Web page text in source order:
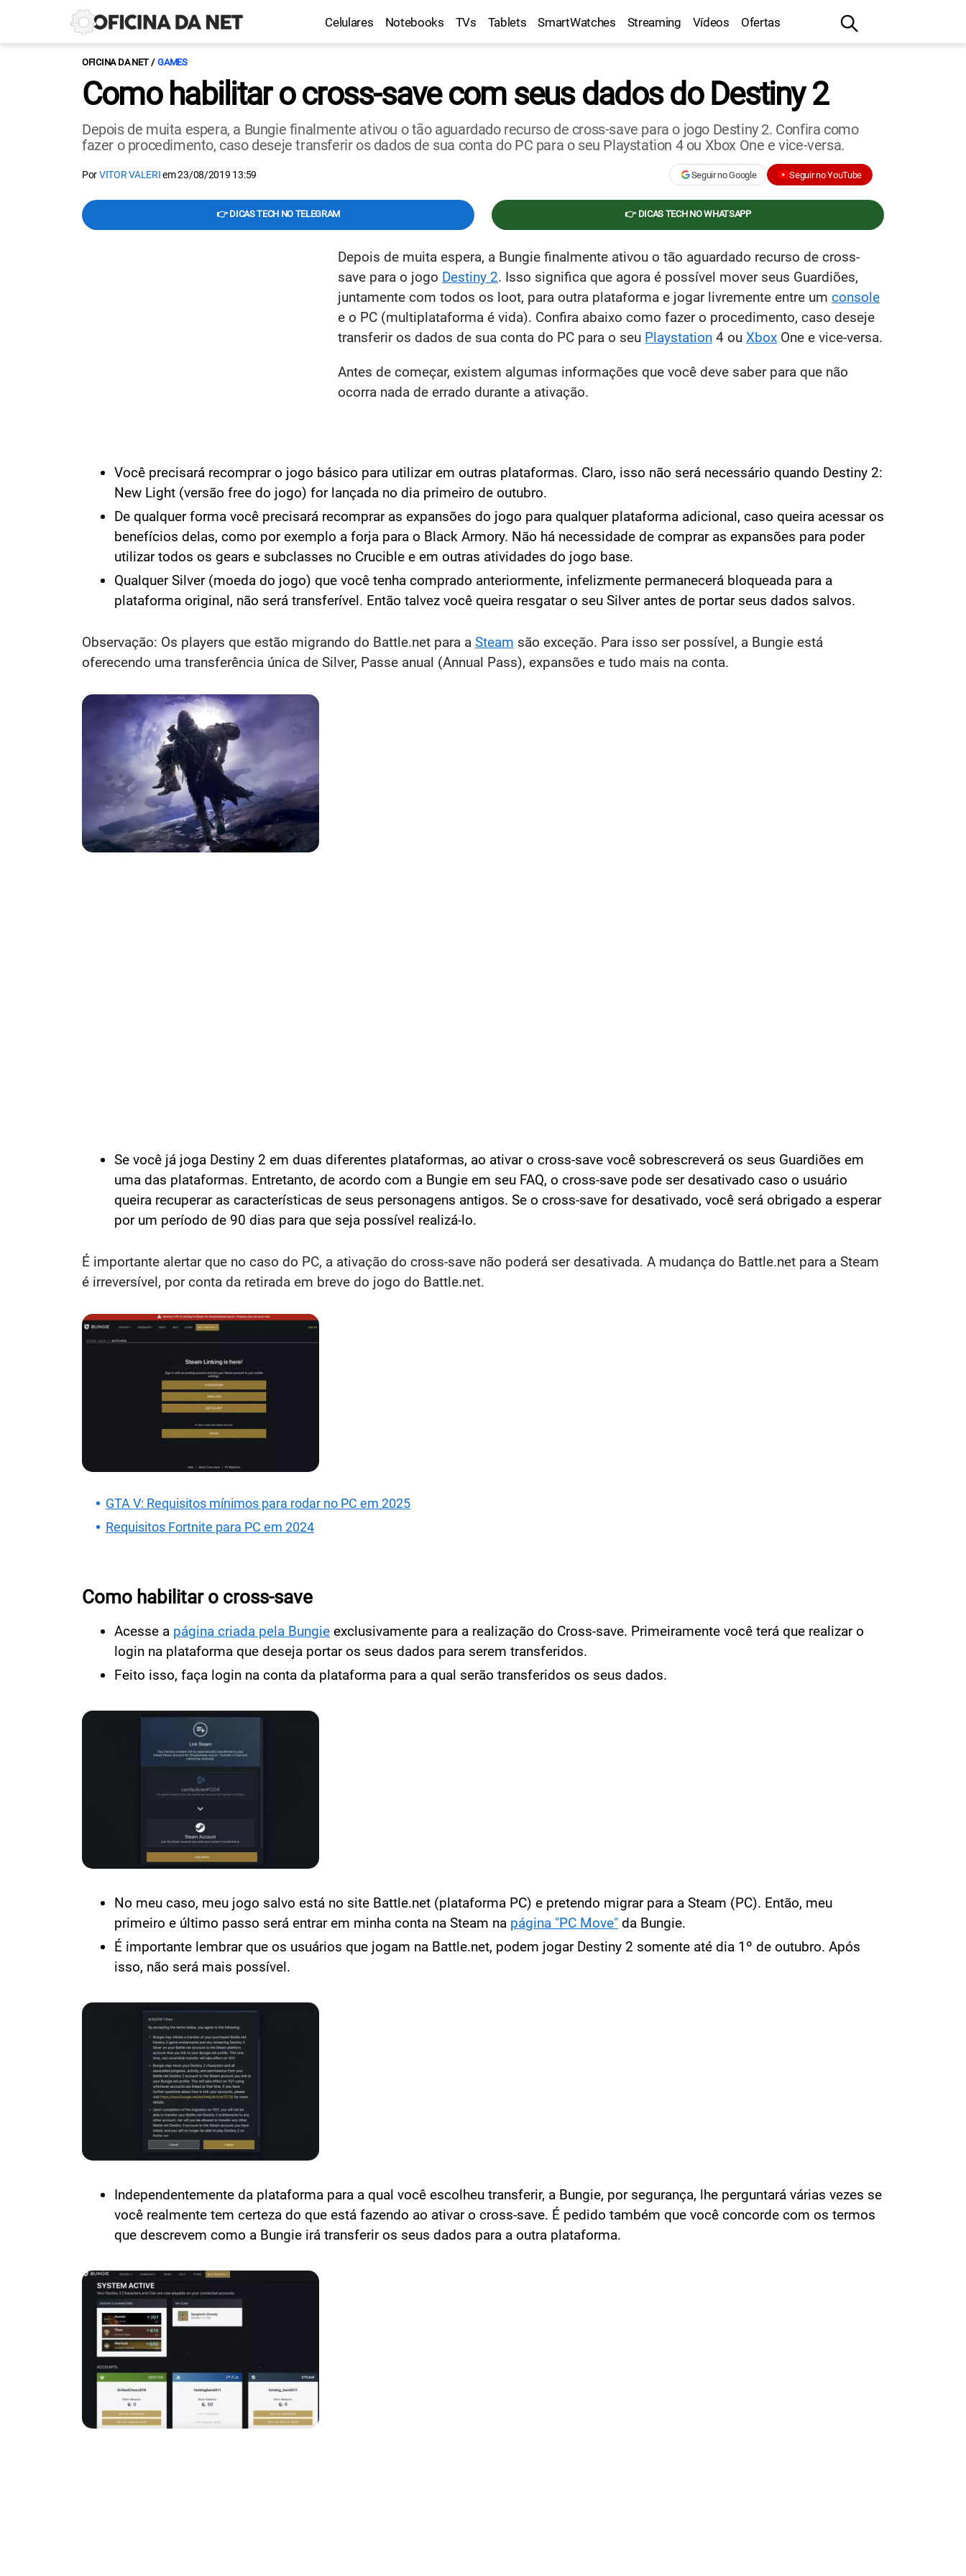
Celulares Notebooks TVs Tablets SmartWatches Streaming Vídeos Ofertas
OFICINA DA NET GAMES
Como habilitar o cross-save com seus dados do Destiny 2
Depois de muita espera, a Bungie finalmente ativou o tão aguardado recurso de cross-save para o jogo Destiny 2. Confira como
fazer o procedimento, caso deseje transferir os dados de sua conta do PC para o seu Playstation 4 ou Xbox One e vice-versa.
PorVITOR VALERIem23/08/2019 13:59 Seguir no Google Seguir no YouTube
👉 DICAS TECH NO TELEGRAM 👉 DICAS TECH NO WHATSAPP
Depois de muita espera, a Bungie finalmente ativou o tão aguardado recurso de cross-
save para o jogo Destiny 2. Isso significa que agora é possível mover seus Guardiões,
juntamente com todos os loot, para outra plataforma e jogar livremente entre um console
e o PC (multiplataforma é vida). Confira abaixo como fazer o procedimento, caso deseje
transferir os dados de sua conta do PC para o seu Playstation 4 ou Xbox One e vice-versa.
Antes de começar, existem algumas informações que você deve saber para que não
ocorra nada de errado durante a ativação.
Você precisará recomprar o jogo básico para utilizar em outras plataformas. Claro, isso não será necessário quando Destiny 2:
New Light (versão free do jogo) for lançada no dia primeiro de outubro.
De qualquer forma você precisará recomprar as expansões do jogo para qualquer plataforma adicional, caso queira acessar os
benefícios delas, como por exemplo a forja para o Black Armory. Não há necessidade de comprar as expansões para poder
utilizar todos os gears e subclasses no Crucible e em outras atividades do jogo base.
Qualquer Silver (moeda do jogo) que você tenha comprado anteriormente, infelizmente permanecerá bloqueada para a
plataforma original, não será transferível. Então talvez você queira resgatar o seu Silver antes de portar seus dados salvos.
Observação: Os players que estão migrando do Battle.net para a Steam são exceção. Para isso ser possível, a Bungie está
oferecendo uma transferência única de Silver, Passe anual (Annual Pass), expansões e tudo mais na conta.
Se você já joga Destiny 2 em duas diferentes plataformas, ao ativar o cross-save você sobrescreverá os seus Guardiões em
uma das plataformas. Entretanto, de acordo com a Bungie em seu FAQ, o cross-save pode ser desativado caso o usuário
queira recuperar as características de seus personagens antigos. Se o cross-save for desativado, você será obrigado a esperar
por um período de 90 dias para que seja possível realizá-lo.
É importante alertar que no caso do PC, a ativação do cross-save não poderá ser desativada. A mudança do Battle.net para a Steam
é irreversível, por conta da retirada em breve do jogo do Battle.net.
GTA V: Requisitos mínimos para rodar no PC em 2025
Requisitos Fortnite para PC em 2024
Como habilitar o cross-save
Acesse a página criada pela Bungie exclusivamente para a realização do Cross-save. Primeiramente você terá que realizar o
login na plataforma que deseja portar os seus dados para serem transferidos.
Feito isso, faça login na conta da plataforma para a qual serão transferidos os seus dados.
No meu caso, meu jogo salvo está no site Battle.net (plataforma PC) e pretendo migrar para a Steam (PC). Então, meu
primeiro e último passo será entrar em minha conta na Steam na página "PC Move" da Bungie.
É importante lembrar que os usuários que jogam na Battle.net, podem jogar Destiny 2 somente até dia 1º de outubro. Após
isso, não será mais possível.
Independentemente da plataforma para a qual você escolheu transferir, a Bungie, por segurança, lhe perguntará várias vezes se
você realmente tem certeza do que está fazendo ao ativar o cross-save. É pedido também que você concorde com os termos
que descrevem como a Bungie irá transferir os seus dados para a outra plataforma.